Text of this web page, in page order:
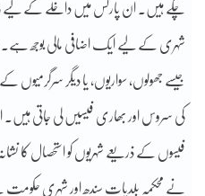
چکے ہیں۔ ان پارکس میں داخلے کے
شہری کے لیے ایک اضافی مالی بوجھ ہے۔
جیسے جھولوں، سواریوں، یا دیگر
کی سروس اور بھاری فیسیں لی جاتی
فیسوں کے ذریعے شہریوں کو استحصال کا
نے محکمہ بلدیات سندھ اور شہری